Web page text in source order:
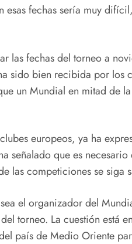
fechas sería muy
las fechas del torneo a
sido bien recibida por los
un Mundial en mitad de
europeos, ya ha
señalado que es
las competiciones se siga
el organizador del
torneo. La cuestión está
país de Medio Oriente